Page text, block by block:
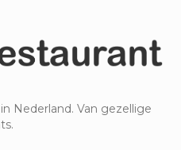
Nederland. Van gezellige